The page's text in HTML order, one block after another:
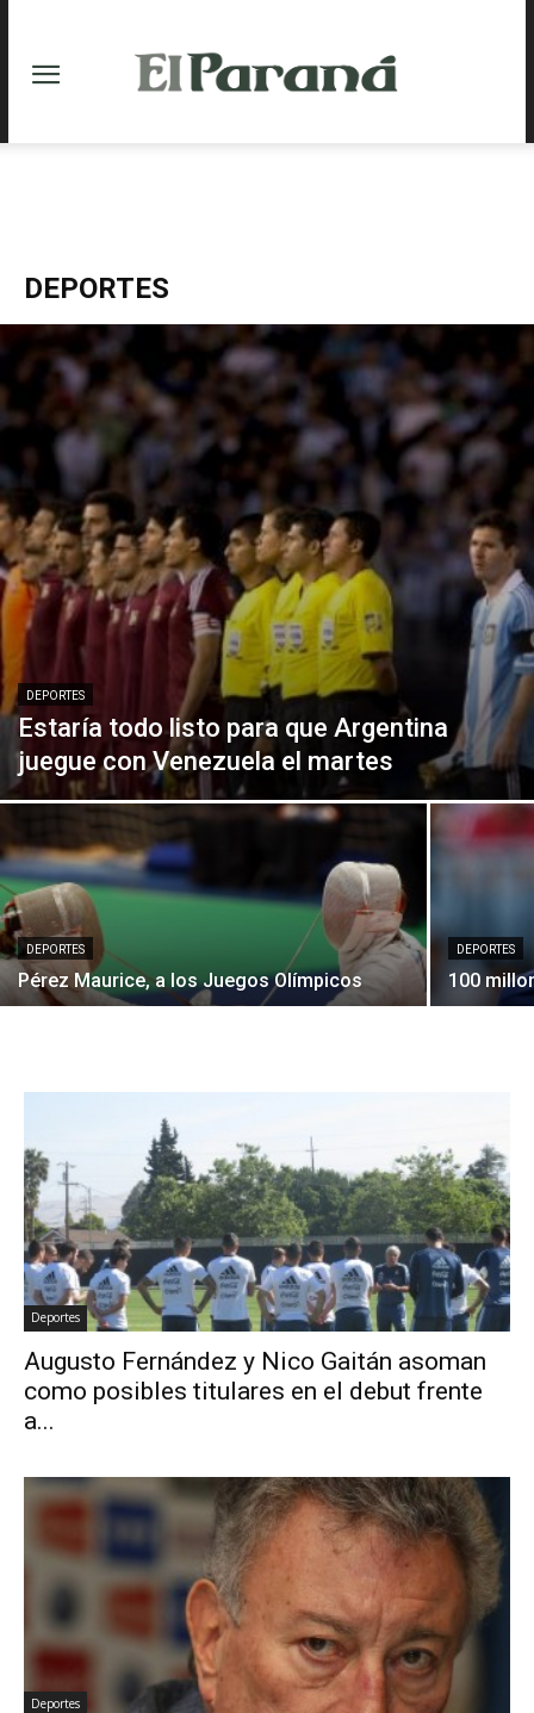
DEPORTES
DEPORTES
Estaría todo listo para que Argentina
juegue con Venezuela el martes
DEPORTES
Pérez Maurice, a los Juegos Olímpicos
DEPORTES
100
Deportes
Augusto Fernández y Nico Gaitán asoman
como posibles titulares en el debut frente
a...
Deportes